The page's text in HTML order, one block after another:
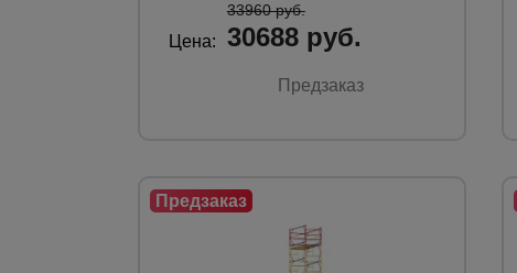
Цена:
33960 руб.
30688 руб.
Предзаказ